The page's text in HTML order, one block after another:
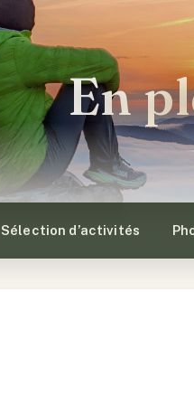
En
Sélection d’activités